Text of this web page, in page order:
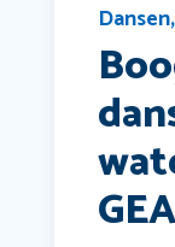
Dansen,